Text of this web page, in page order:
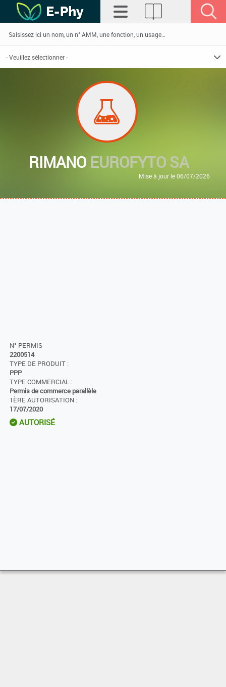
RIMANO EUROFYTO SA
Mise à jour le 06/07/2026
N° PERMIS
2200514
TYPE DE PRODUIT :
PPP
TYPE COMMERCIAL :
Permis de commerce parallèle
1ÈRE AUTORISATION :
17/07/2020
AUTORISÉ